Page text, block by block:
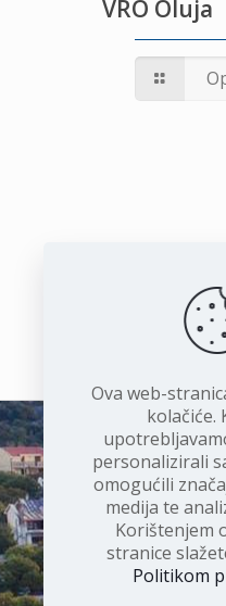
VRO Oluja
Ova web-
kolačiće.
personalizirali
omogućili
medija te
Korištenjem
stranice
Politikom